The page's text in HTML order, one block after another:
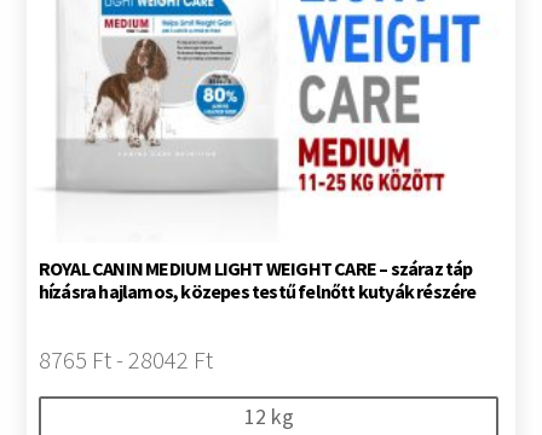
ROYAL CANIN MEDIUM LIGHT WEIGHT CARE – száraz táp
hízásra hajlamos, közepes testű felnőtt kutyák részére
8765 Ft - 28042 Ft
12 kg